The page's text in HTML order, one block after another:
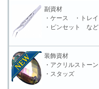
副資材
・ケース ・トレイ
・ピンセット など
装飾資材
・アクリルストーン
・スタッズ